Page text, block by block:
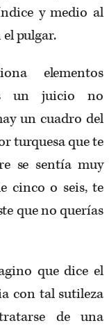
y medio al
pulgar.
elementos
un juicio no
un cuadro del
turquesa que te
se sentía muy
cinco o seis, te
que no querías
que dice el
con tal sutileza
de una